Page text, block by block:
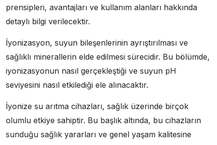
prensipleri, avantajları ve kullanım alanları hakkında
detaylı bilgi verilecektir.
İyonizasyon, suyun bileşenlerinin ayrıştırılması ve
sağlıklı minerallerin elde edilmesi sürecidir. Bu bölümde,
iyonizasyonun nasıl gerçekleştiği ve suyun pH
seviyesini nasıl etkilediği ele alınacaktır.
İyonize su arıtma cihazları, sağlık üzerinde birçok
olumlu etkiye sahiptir. Bu başlık altında, bu cihazların
sunduğu sağlık yararları ve genel yaşam kalitesine